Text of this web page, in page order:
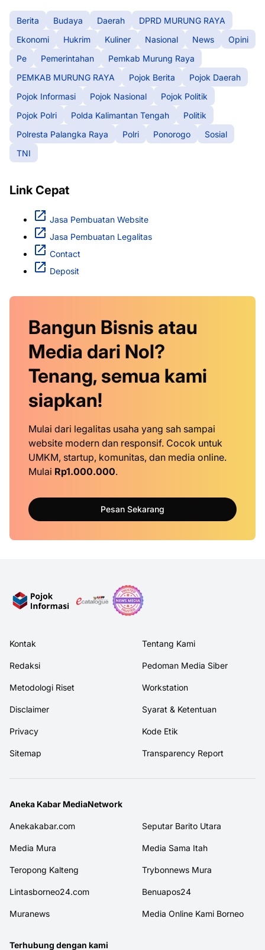
Berita Budaya Daerah
DPRD MURUNG RAYA
Ekonomi
Hukrim Kuliner Nasional News
Opini
Pe
Pemerintahan
Pemkab Murung Raya
PEMKAB MURUNG RAYA
Pojok Berita
Pojok Daerah
Pojok Informasi
Pojok Nasional
Pojok Politik
Pojok Polri
Polda Kalimantan Tengah
Politik
Polresta Palangka Raya
Polri Ponorogo
Sosial
TNI
Link Cepat
Jasa Pembuatan Website
Jasa Pembuatan Legalitas
Contact
Deposit
Bangun Bisnis atau
Media dari Nol?
Tenang, semua kami
siapkan!
Mulai dari legalitas usaha yang sah sampai
website modern dan responsif. Cocok untuk
UMKM, startup, komunitas, dan media online.
Mulai Rp1.000.000.
Pesan Sekarang
Kontak Tentang Kami
Redaksi Pedoman Media Siber
Metodologi Riset Workstation
Disclaimer Syarat & Ketentuan
Privacy Kode Etik
Sitemap Transparency Report
Aneka Kabar MediaNetwork
Anekakabar.com Seputar Barito Utara
Media Mura Media Sama Itah
Teropong Kalteng Trybonnews Mura
Lintasborneo24.com Benuapos24
Muranews Media Online Kami Borneo
Terhubung dengan kami